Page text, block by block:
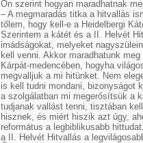
Ön szerint hogyan maradhatnak
– A megmaradás titka a hitvallás
tőlem, hogy kell-e a Heidelbergi
Szerintem a kátét és a II. Helvét
imádságokat, melyeket
kell venni. Akkor maradhatunk
Kárpát-medencében, hogyha
megvalljuk a mi hitünket. Nem
is kell tudni mondani, bizonyságot
a szolgálatban mi megerősítsük a
tudjanak vallást tenni, tisztában
hisznek, és miért hiszik azt úgy,
református a legbiblikusabb
a II. Helvét Hitvallás a